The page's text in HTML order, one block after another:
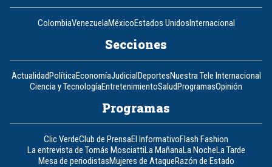
ColombiaVenezuelaMéxicoEstados UnidosInternacional
Secciones
ActualidadPolíticaEconomíaJudicialDeportesNuestra Tele Internacional
Ciencia y TecnologíaEntretenimientoSaludProgramasOpinión
Programas
Clic VerdeClub de PrensaEl InformativoFlash Fashion
La entrevista de Tomás MosciattiLa MañanaLa NocheLa Tarde
Mesa de periodistasMujeres de AtaqueRazón de Estado